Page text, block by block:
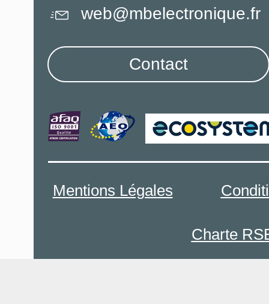
Mentions Légales
Charte
web@mbelectronique.fr
Contact